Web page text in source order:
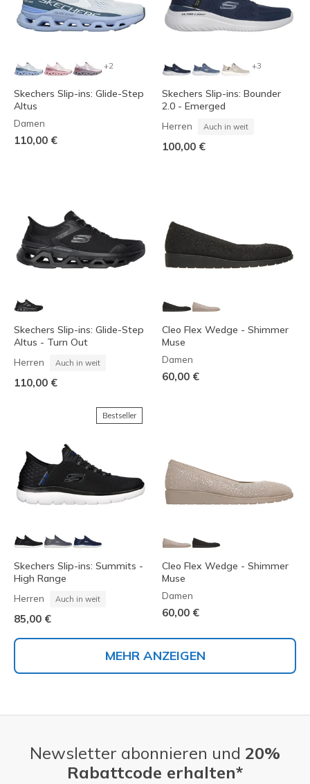
+2
Skechers Slip-ins: Glide-Step
Altus
Damen
110,00 €
+3
Skechers Slip-ins: Bounder
2.0 - Emerged
Herren Auch in weit
100,00 €
Skechers Slip-ins: Glide-Step
Altus - Turn Out
Herren Auch in weit
110,00 €
Cleo Flex Wedge - Shimmer
Muse
Damen
60,00 €
Bestseller
Skechers Slip-ins: Summits -
High Range
Herren Auch in weit
85,00 €
Cleo Flex Wedge - Shimmer
Muse
Damen
60,00 €
MEHR ANZEIGEN
Newsletter abonnieren und 20%
Rabattcode erhalten*